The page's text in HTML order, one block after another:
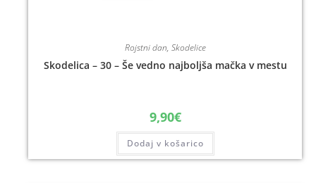
Rojstni dan, Skodelice
Skodelica – 30 – Še vedno najboljša mačka v mestu
9,90€
Dodaj v košarico